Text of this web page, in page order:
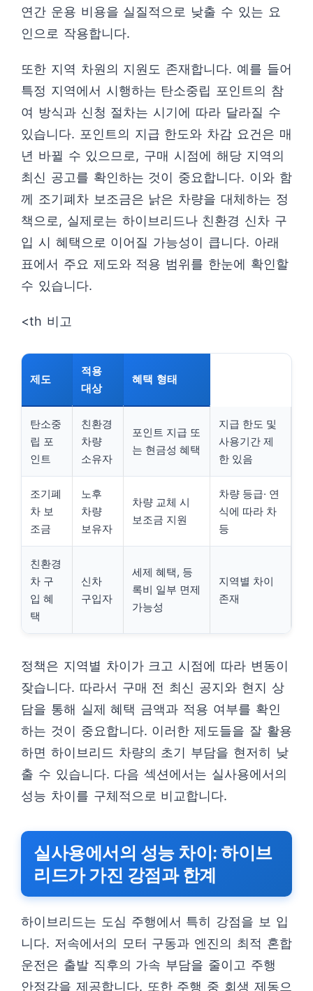
연간 운용 비용을 실질적으로 낮출 수 있는 요
인으로 작용합니다.
또한 지역 차원의 지원도 존재합니다. 예를 들어
특정 지역에서 시행하는 탄소중립 포인트의 참
여 방식과 신청 절차는 시기에 따라 달라질 수
있습니다. 포인트의 지급 한도와 차감 요건은 매
년 바뀔 수 있으므로, 구매 시점에 해당 지역의
최신 공고를 확인하는 것이 중요합니다. 이와 함
께 조기폐차 보조금은 낡은 차량을 대체하는 정
책으로, 실제로는 하이브리드나 친환경 신차 구
입 시 혜택으로 이어질 가능성이 큽니다. 아래
표에서 주요 제도와 적용 범위를 한눈에 확인할
수 있습니다.
<th 비고
제도
적용
대상
혜택 형태
탄소중
립 포
인트
친환경
차량
소유자
포인트 지급 또
는 현금성 혜택
지급 한도 및
사용기간 제
한 있음
조기폐
차 보
조금
노후
차량
보유자
차량 교체 시
보조금 지원
차량 등급· 연
식에 따라 차
등
친환경
차 구
입 혜
택
신차
구입자
세제 혜택, 등
록비 일부 면제
가능성
지역별 차이
존재
정책은 지역별 차이가 크고 시점에 따라 변동이
잦습니다. 따라서 구매 전 최신 공지와 현지 상
담을 통해 실제 혜택 금액과 적용 여부를 확인
하는 것이 중요합니다. 이러한 제도들을 잘 활용
하면 하이브리드 차량의 초기 부담을 현저히 낮
출 수 있습니다. 다음 섹션에서는 실사용에서의
성능 차이를 구체적으로 비교합니다.
실사용에서의 성능 차이: 하이브
리드가 가진 강점과 한계
하이브리드는 도심 주행에서 특히 강점을 보 입
니다. 저속에서의 모터 구동과 엔진의 최적 혼합
운전은 출발 직후의 가속 부담을 줄이고 주행
안정감을 제공합니다. 또한 주행 중 회생 제동으